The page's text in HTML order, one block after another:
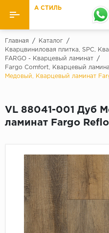
Назад
Ламинат
Ковролин и ковровая плитка
Плитка ПВХ
Плинтус
Кварцевый ламинат SPC
Подложка под паркет и
А СТИЛЬ
Главная / Каталог
/
Кварцвиниловая плитка, SPC,
FARGO - Кварцевый ламинат
/
Fargo Comfort, Кварцевый
Медовый, Кварцевый ламинат
VL 88041-001 Дуб
ламинат Fargo